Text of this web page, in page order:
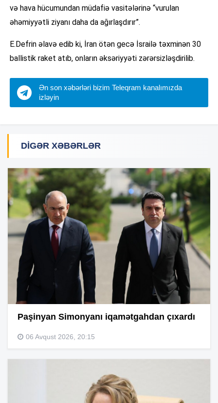
və hava hücumundan müdafiə vasitələrinə “vurulan
əhəmiyyətli ziyanı daha da ağırlaşdırır”.
E.Defrin əlavə edib ki, İran ötən gecə İsrailə təxminən 30
ballistik raket atıb, onların əksəriyyəti zərərsizləşdirilib.
Ən son xəbərləri bizim Teleqram kanalımızda
izləyin
DIGƏR XƏBƏRLƏR
Paşinyan Simonyanı iqamətgahdan çıxardı
06 Avqust 2026, 20:15